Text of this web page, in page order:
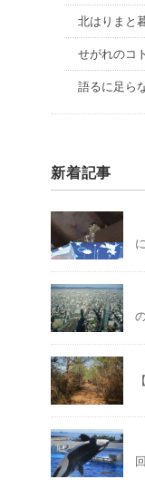
北はりまと
せがれのコト
語るに足ら
新着記事